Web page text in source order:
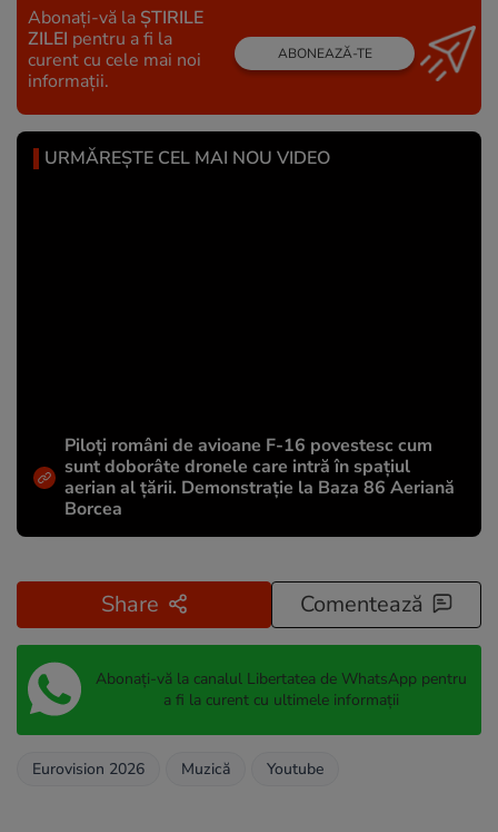
Abonați-vă la ȘTIRILE
ZILEI pentru a fi la
curent cu cele mai noi
informații.
ABONEAZĂ-TE
URMĂREȘTE CEL MAI NOU VIDEO
Piloți români de avioane F-16 povestesc cum
sunt doborâte dronele care intră în spațiul
aerian al țării. Demonstrație la Baza 86 Aeriană
Borcea
Share Comentează
Abonați-vă la canalul Libertatea de WhatsApp pentru
a fi la curent cu ultimele informații
Eurovision 2026 Muzică Youtube